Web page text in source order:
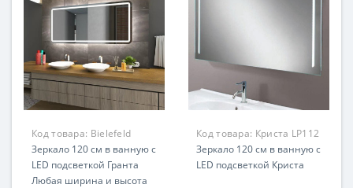
Код товара: Bielefeld
LP301
Зеркало 120 см в ванную с
LED подсветкой Гранта
Любая ширина и высота
Код товара: Криста LP112
Зеркало 120 см в ванную с
LED подсветкой Криста